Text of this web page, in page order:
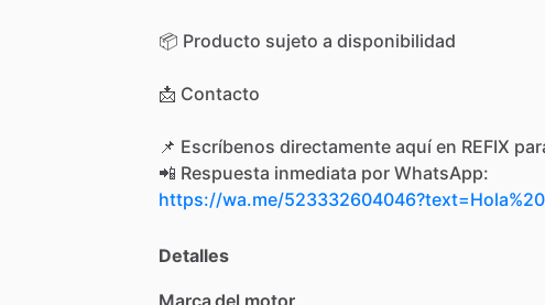
📦 Producto sujeto a disponibilidad
📩 Contacto
📌 Escríbenos directamente aquí en REFIX
📲 Respuesta inmediata por WhatsApp:
https://wa.me/
Detalles
Marca del motor